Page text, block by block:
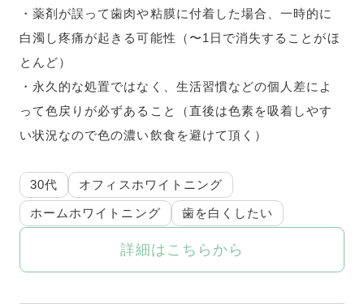
・薬剤が誤って歯肉や粘膜に付着した場合、一時的に
白濁し疼痛が起きる可能性（〜1日で消失することがほ
とんど）
・永久的な処置ではなく、生活習慣などの個人差によ
って色戻りが必ずあること（直後は色素を吸着しやす
い状況なので色の濃い飲食を避けて頂く）
30代 オフィスホワイトニング
ホームホワイトニング 歯を白くしたい
詳細はこちらから